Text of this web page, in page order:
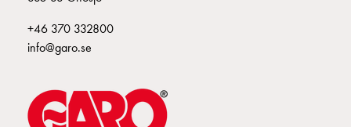
+46 370 332800
info@garo.se